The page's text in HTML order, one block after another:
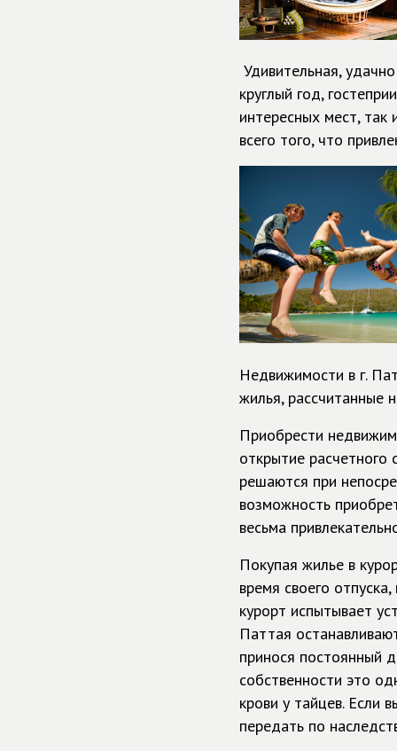
Удивительная,
круглый год,
интересных мест,
всего того, что
Недвижимости в г.
жилья, рассчитанные
Приобрести
открытие
решаются при
возможность
весьма
Покупая жилье в
время своего
курорт испытывает
Паттая
принося постоянный
собственности это
крови у тайцев. Если
передать по